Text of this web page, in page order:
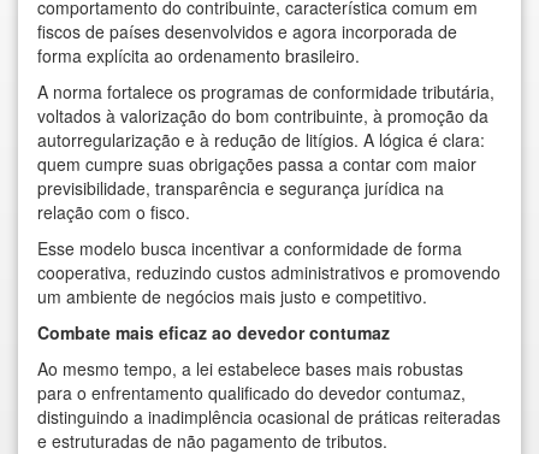
comportamento do contribuinte, característica comum em
fiscos de países desenvolvidos e agora incorporada de
forma explícita ao ordenamento brasileiro.
A norma fortalece os programas de conformidade tributária,
voltados à valorização do bom contribuinte, à promoção da
autorregularização e à redução de litígios. A lógica é clara:
quem cumpre suas obrigações passa a contar com maior
previsibilidade, transparência e segurança jurídica na
relação com o fisco.
Esse modelo busca incentivar a conformidade de forma
cooperativa, reduzindo custos administrativos e promovendo
um ambiente de negócios mais justo e competitivo.
Combate mais eficaz ao devedor contumaz
Ao mesmo tempo, a lei estabelece bases mais robustas
para o enfrentamento qualificado do devedor contumaz,
distinguindo a inadimplência ocasional de práticas reiteradas
e estruturadas de não pagamento de tributos.